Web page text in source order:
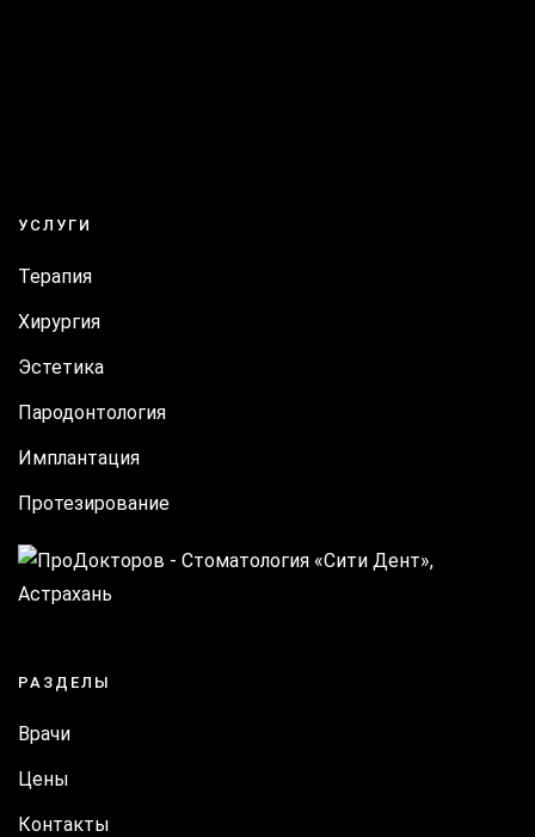
УСЛУГИ
Терапия
Хирургия
Эстетика
Пародонтология
Имплантация
Протезирование
РАЗДЕЛЫ
Врачи
Цены
Контакты